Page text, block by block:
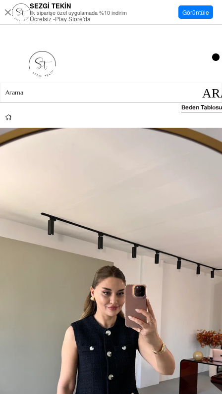
Beden Tablosu
SEZGİ TEKİN
İlk siparişe özel uygulamada %10 indirim
Ücretsiz -Play Store'da
Görüntüle